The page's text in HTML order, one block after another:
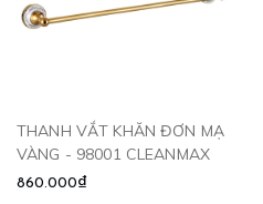
THANH VẮT KHĂN ĐƠN MẠ
VÀNG - 98001 CLEANMAX
860.000₫